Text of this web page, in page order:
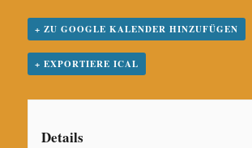
c
h+ ZU GOOGLE KALENDER HINZUFÜGEN
+ EXPORTIERE ICAL
Details